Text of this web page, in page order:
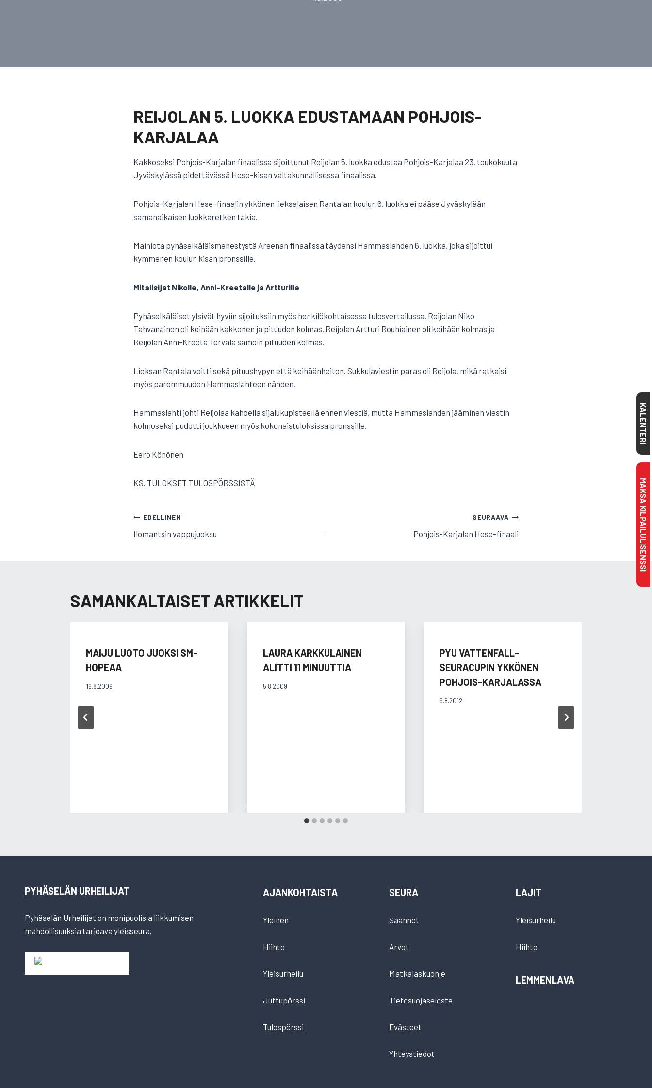
REIJOLAN 5. LUOKKA EDUSTAMAAN POHJOIS-
KARJALAA
Kakkoseksi Pohjois-Karjalan finaalissa sijoittunut Reijolan 5. luokka edustaa Pohjois-Karjalaa 23. toukokuuta
Jyväskylässä pidettävässä Hese-kisan valtakunnallisessa finaalissa.
Pohjois-Karjalan Hese-finaalin ykkönen lieksalaisen Rantalan koulun 6. luokka ei pääse Jyväskylään
samanaikaisen luokkaretken takia.
Mainiota pyhäselkäläismenestystä Areenan finaalissa täydensi Hammaslahden 6. luokka, joka sijoittui
kymmenen koulun kisan pronssille.
Mitalisijat Nikolle, Anni-Kreetalle ja Artturille
Pyhäselkäläiset ylsivät hyviin sijoituksiin myös henkilökohtaisessa tulosvertailussa. Reijolan Niko
Tahvanainen oli keihään kakkonen ja pituuden kolmas, Reijolan Artturi Rouhiainen oli keihään kolmas ja
Reijolan Anni-Kreeta Tervala samoin pituuden kolmas.
Lieksan Rantala voitti sekä pituushypyn että keihäänheiton. Sukkulaviestin paras oli Reijola, mikä ratkaisi
myös paremmuuden Hammaslahteen nähden.
Hammaslahti johti Reijolaa kahdella sijalukupisteellä ennen viestiä, mutta Hammaslahden jääminen viestin
kolmoseksi pudotti joukkueen myös kokonaistuloksissa pronssille.
Eero Könönen
KS. TULOKSET TULOSPÖRSSISTÄ
ARTIKKELIEN
SELAUS
EDELLINEN
Ilomantsin vappujuoksu
SEURAAVA
Pohjois-Karjalan Hese-finaali
SAMANKALTAISET ARTIKKELIT
MAIJU LUOTO JUOKSI SM-
HOPEAA
16.8.2009
LAURA KARKKULAINEN
ALITTI 11 MINUUTTIA
5.8.2009
PYU VATTENFALL-
SEURACUPIN YKKÖNEN
POHJOIS-KARJALASSA
9.8.2012
PYHÄSELÄN URHEILIJAT
Pyhäselän Urheilijat on monipuolisia liikkumisen
mahdollisuuksia tarjoava yleisseura.
AJANKOHTAISTA
Yleinen
Hiihto
Yleisurheilu
Juttupörssi
Tulospörssi
SEURA
Säännöt
Arvot
Matkalaskuohje
Tietosuojaseloste
Evästeet
Yhteystiedot
LAJIT
Yleisurheilu
Hiihto
LEMMENLAVA
KALENTERI
MAKSA KILPAILULISENSSI